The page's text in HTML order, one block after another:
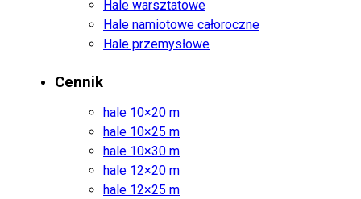
Hale warsztatowe
Hale namiotowe całoroczne
Hale przemysłowe
Cennik
hale 10×20 m
hale 10×25 m
hale 10×30 m
hale 12×20 m
hale 12×25 m